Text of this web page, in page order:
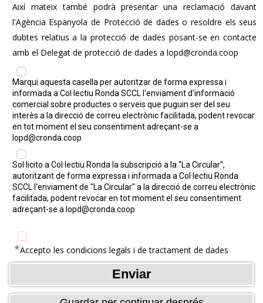
Així mateix també podrà presentar una reclamació davant
l'Agència Espanyola de Protecció de dades o resoldre els seus
dubtes relatius a la protecció de dades posant-se en contacte
amb el Delegat de protecció de dades a lopd@cronda.coop
Marqui aquesta casella per autoritzar de forma expressa i
informada a Col·lectiu Ronda SCCL l'enviament d'informació
comercial sobre productes o serveis que puguin ser del seu
interès a la direcció de correu electrònic facilitada, podent revocar
en tot moment el seu consentiment adreçant-se a
lopd@cronda.coop
Sol·licito a Col·lectiu Ronda la subscripció a la "La Circular",
autoritzant de forma expressa i informada a Col·lectiu Ronda
SCCL l'enviament de "La Circular" a la direcció de correu electrònic
facilitada, podent revocar en tot moment el seu consentiment
adreçant-se a lopd@cronda.coop
*Accepto les condicions legals i de tractament de dades